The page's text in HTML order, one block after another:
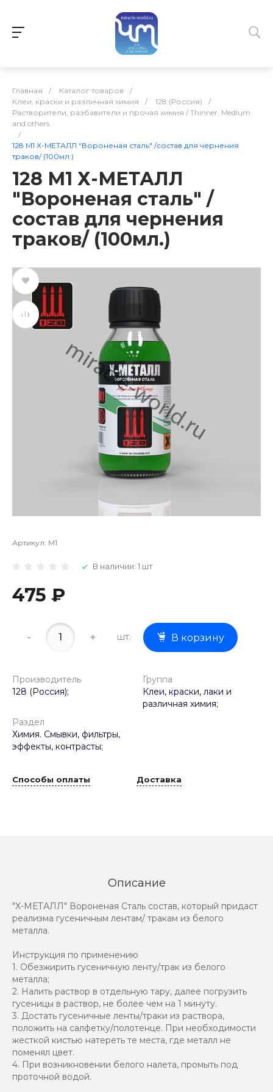
Главная / Каталог товаров
/
Клеи, краски и различная химия
/ 128 (Россия)
/
Растворители, разбавители и прочая химия / Thinner, Medium
and others
/
128 М1 Х-МЕТАЛЛ "Вороненая сталь" /состав для чернения
траков/ (100мл.)
128 М1 Х-МЕТАЛЛ
"Вороненая сталь" /
состав для чернения
траков/ (100мл.)
Артикул: М1
В наличии: 1 шт
475 ₽
- + шт. В корзину
Производитель
128 (Россия);
Группа
Клеи, краски, лаки и
различная химия;
Раздел
Химия. Смывки, фильтры,
эффекты, контрасты;
Способы оплаты Доставка
Описание
"Х-МЕТАЛЛ" Вороненая Сталь состав, который придаст
реализма гусеничным лентам/ тракам из белого
металла.
Инструкция по применению
1. Обезжирить гусеничную ленту/трак из белого
металла;
2. Налить раствор в отдельную тару, далее погрузить
гусеницы в раствор, не более чем на 1 минуту.
3. Достать гусеничные ленты/траки из раствора,
положить на салфетку/полотенце. При необходимости
жесткой кистью натереть те места, где металл не
поменял цвет.
4. При возникновении белого налета, промыть под
проточной водой.